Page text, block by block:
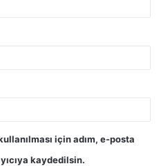
için adım, e-posta
kaydedilsin.